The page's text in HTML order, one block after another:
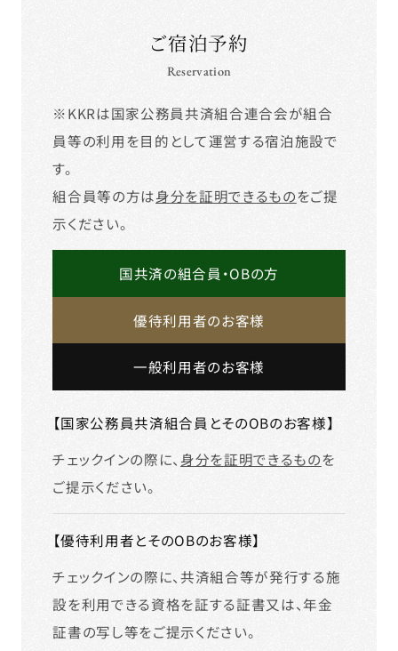
ご宿泊予約
Reservation
※KKRは国家公務員共済組合連合会が組合
員等の利用を目的として運営する宿泊施設で
す。
組合員等の方は身分を証明できるものをご提
示ください。
国共済の組合員・OBの方
優待利用者のお客様
一般利用者のお客様
【国家公務員共済組合員とそのOBのお客様】
チェックインの際に、身分を証明できるものを
ご提示ください。
【優待利用者とそのOBのお客様】
チェックインの際に、共済組合等が発行する施
設を利用できる資格を証する証書又は、年金
証書の写し等をご提示ください。